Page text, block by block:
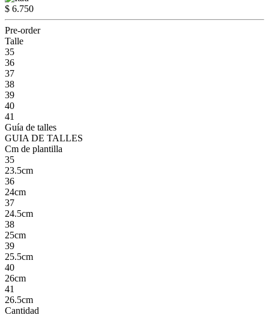
$ 6.750
Pre-order
Talle
35
36
37
38
39
40
41
Guía de talles
GUIA DE TALLES
Cm de plantilla
35
23.5cm
36
24cm
37
24.5cm
38
25cm
39
25.5cm
40
26cm
41
26.5cm
Cantidad